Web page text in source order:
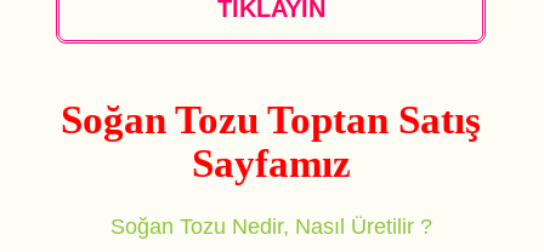
TIKLAYIN
Soğan Tozu Toptan Satış
Sayfamız
Soğan Tozu Nedir, Nasıl Üretilir ?